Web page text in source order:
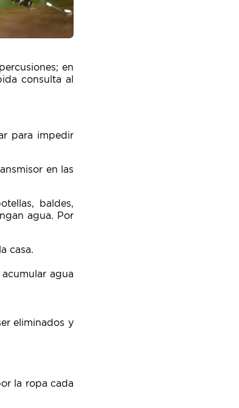
en
consulta al
para impedir
en las
baldes,
agua. Por
casa.
agua
eliminados y
la ropa cada